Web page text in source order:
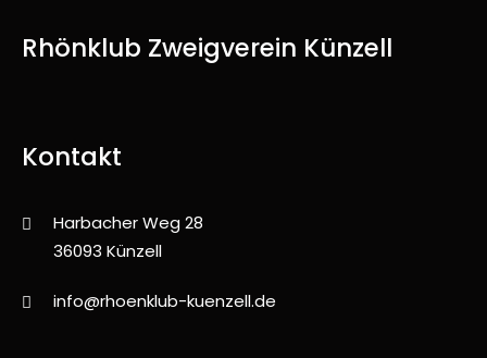
Rhönklub Zweigverein Künzell
Kontakt
Harbacher Weg 28
36093 Künzell
info@rhoenklub-kuenzell.de